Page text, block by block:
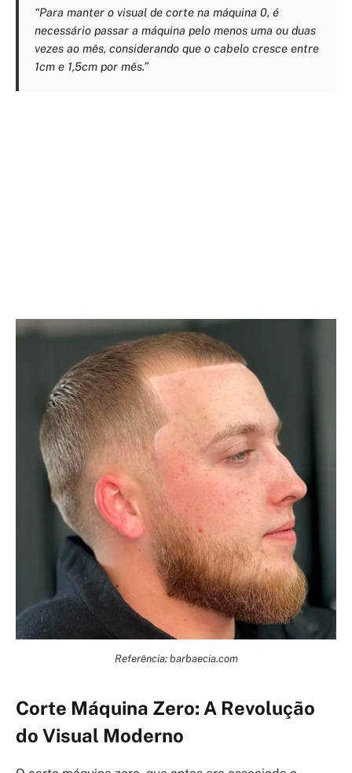
“Para manter o visual de corte na máquina 0, é
necessário passar a máquina pelo menos uma ou duas
vezes ao mês, considerando que o cabelo cresce entre
1cm e 1,5cm por mês.”
Referência: barbaecia.com
Corte Máquina Zero: A Revolução
do Visual Moderno